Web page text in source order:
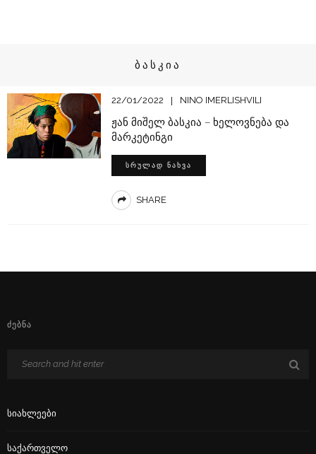
ᲑᲐᲡᲙᲘᲐ
22/01/2022 NINO IMERLISHVILI
ჟან მიშელ ბასკია – ხელოვნება და
მარკეტინგი
ᲡᲠᲣᲚᲐᲓ ᲜᲐᲮᲕᲐ
SHARE
ᲫᲔᲑᲜᲐ
Სიახლეები
Საქართველო